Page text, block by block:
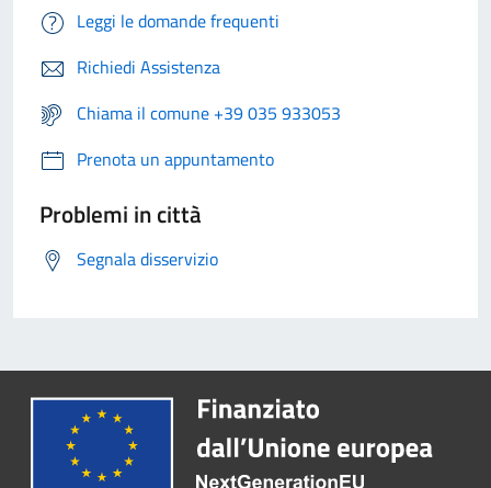
Leggi le domande frequenti
Richiedi Assistenza
Chiama il comune +39 035 933053
Prenota un appuntamento
Problemi in città
Segnala disservizio